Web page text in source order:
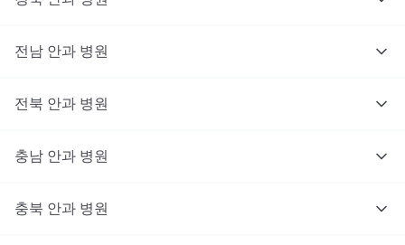
전남 안과 병원
전북 안과 병원
충남 안과 병원
충북 안과 병원
대기없이 진료를 받고 싶으신가요?